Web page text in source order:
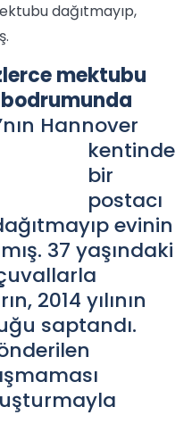
dağıtmayıp,
mektubu
Hannover
kentinde
bir
postacı
evinin
37 yaşındaki
2014 yılının
saptandı.